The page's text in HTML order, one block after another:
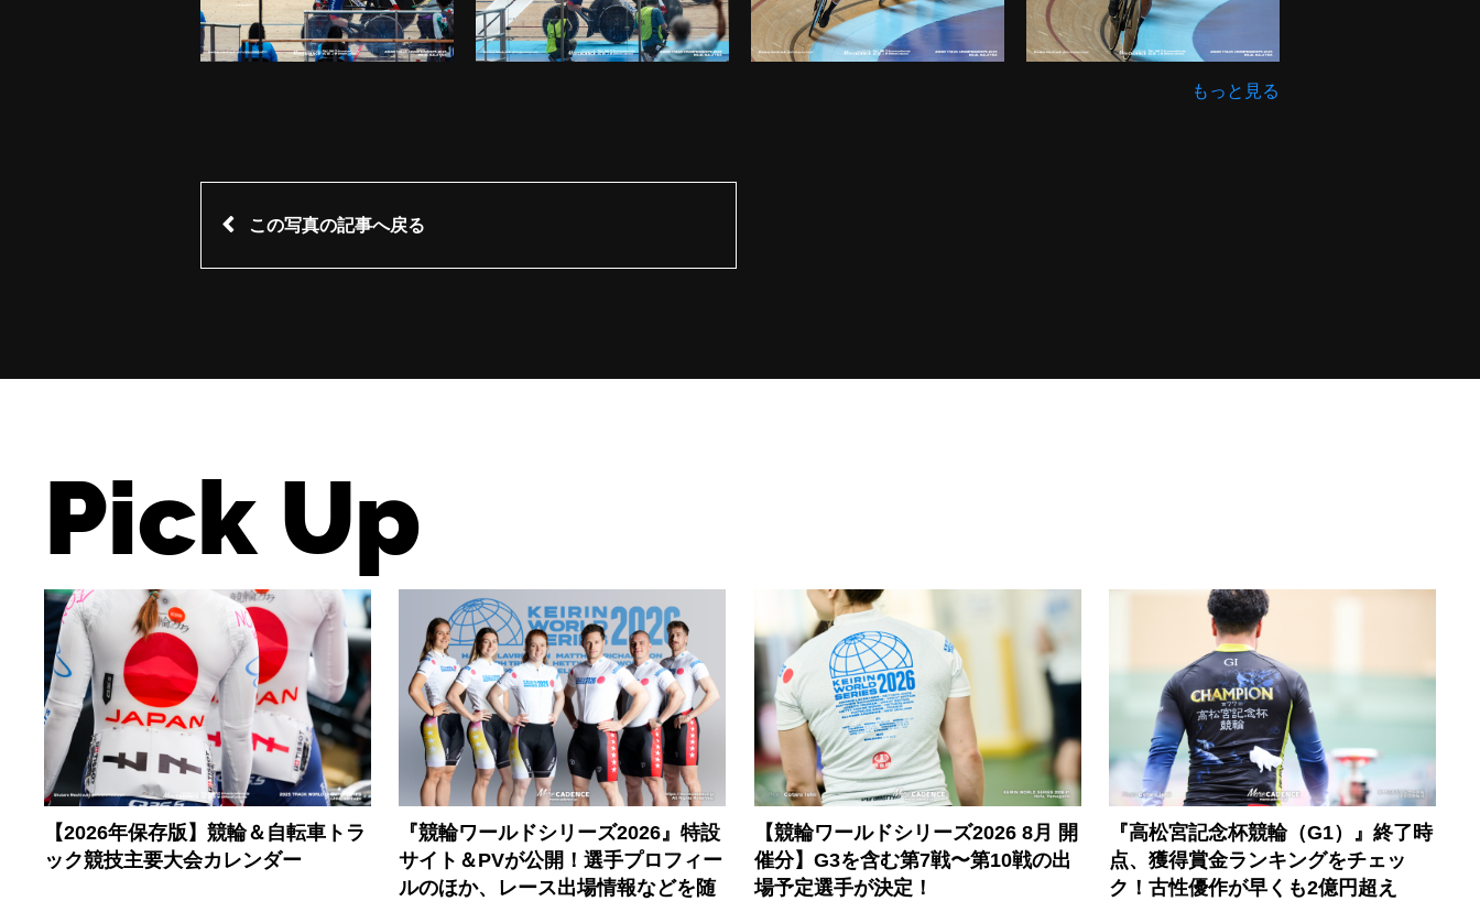
もっと見る
この写真の記事へ戻る
Pick Up
【2026年保存版】競輪＆自転車トラ
ック競技主要大会カレンダー
『競輪ワールドシリーズ2026』特設
サイト＆PVが公開！選手プロフィー
ルのほか、レース出場情報などを随
【競輪ワールドシリーズ2026 8月 開
催分】G3を含む第7戦〜第10戦の出
場予定選手が決定！
『高松宮記念杯競輪（G1）』終了時
点、獲得賞金ランキングをチェッ
ク！古性優作が早くも2億円超え